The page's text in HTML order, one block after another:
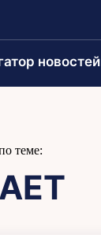
новостей
теме: